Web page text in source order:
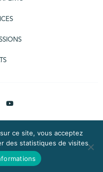
LÉGALES
CPME
ce site, vous acceptez
des statistiques de visites